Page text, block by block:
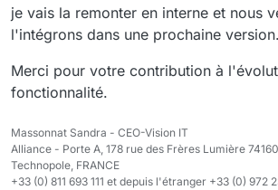
Je m'explique : dans cas d'une
utilisateurs, si les administrateurs
amenés à être modifiés
administrateurs... C'est fastidieux et
Alors que si on pouvait ajouter une
suffirait simplement de modifier les
d'utilisateurs ADMIN pour que celle-ci
sur la liste d'utilisateurs.
je vais la remonter en interne et nous
l'intégrons dans une prochaine version.
Merci pour votre contribution à
fonctionnalité.
Massonnat Sandra - CEO-Vision IT
Alliance - Porte A, 178 rue des Frères Lumière
Technopole, FRANCE
+33 (0) 811 693 111 et depuis l'étranger +33 (0) 972